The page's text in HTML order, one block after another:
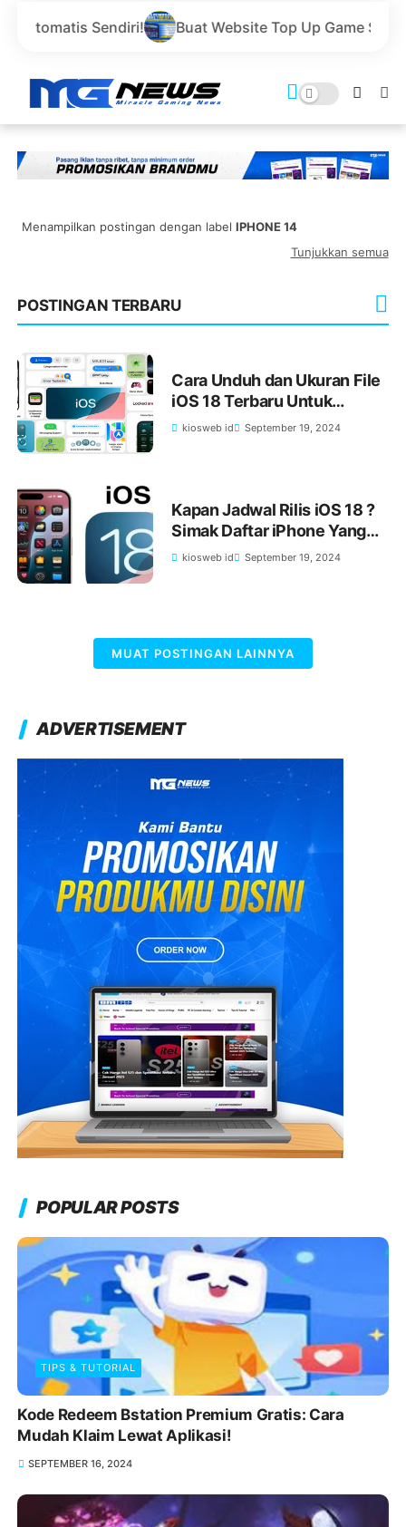
Sendiri! Buat Website Top Up Game Sendiri Gratis
Menampilkan postingan dengan labelIPHONE 14
Tunjukkan semua
POSTINGAN TERBARU
Cara Unduh dan Ukuran File
iOS 18 Terbaru Untuk
iPhone 2024, Cek Ukuran
kiosweb id September 19, 2024
Kapan Jadwal Rilis iOS 18 ?
Simak Daftar iPhone Yang
Bisa di Update
kiosweb id September 19, 2024
MUAT POSTINGAN LAINNYA
ADVERTISEMENT
POPULAR POSTS
TIPS & TUTORIAL
Kode Redeem Bstation Premium Gratis: Cara
Mudah Klaim Lewat Aplikasi!
SEPTEMBER 16, 2024